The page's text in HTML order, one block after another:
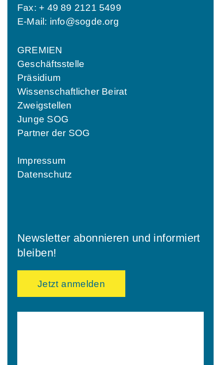
Fax: + 49 89 2121 5499
E-Mail: info@sogde.org
GREMIEN
Geschäftsstelle
Präsidium
Wissenschaftlicher Beirat
Zweigstellen
Junge SOG
Partner der SOG
Impressum
Datenschutz
Newsletter abonnieren und informiert
bleiben!
Jetzt anmelden